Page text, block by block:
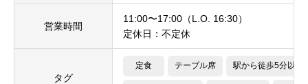
営業時間
11:00〜17:00（L.O. 16:30）
定休日：不定休
タグ
定食 テーブル席 駅から徒歩5分以内